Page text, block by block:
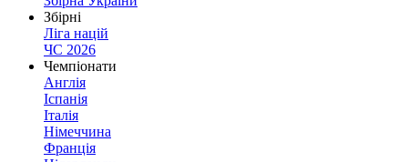
Збірні
Ліга націй
ЧС 2026
Чемпіонати
Англія
Іспанія
Італія
Німеччина
Франція